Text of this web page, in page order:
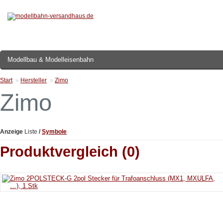
Modellbau & Modelleisenbahn
Start» Hersteller » Zimo
Zimo
Anzeige Liste / Symbole
Produktvergleich (0)